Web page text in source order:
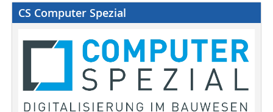
CS Computer Spezial